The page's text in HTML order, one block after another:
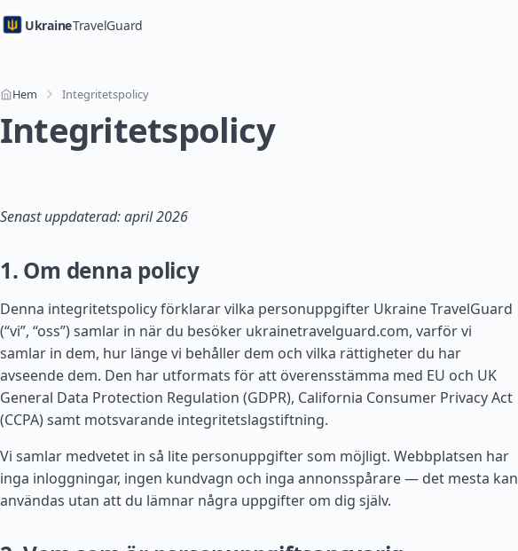
UkraineTravelGuard
Hem Integritetspolicy
Integritetspolicy
Senast uppdaterad: april 2026
1. Om denna policy
Denna integritetspolicy förklarar vilka personuppgifter Ukraine TravelGuard
(“vi”, “oss”) samlar in när du besöker ukrainetravelguard.com, varför vi
samlar in dem, hur länge vi behåller dem och vilka rättigheter du har
avseende dem. Den har utformats för att överensstämma med EU och UK
General Data Protection Regulation (GDPR), California Consumer Privacy Act
(CCPA) samt motsvarande integritetslagstiftning.
Vi samlar medvetet in så lite personuppgifter som möjligt. Webbplatsen har
inga inloggningar, ingen kundvagn och inga annonsspårare — det mesta kan
användas utan att du lämnar några uppgifter om dig själv.